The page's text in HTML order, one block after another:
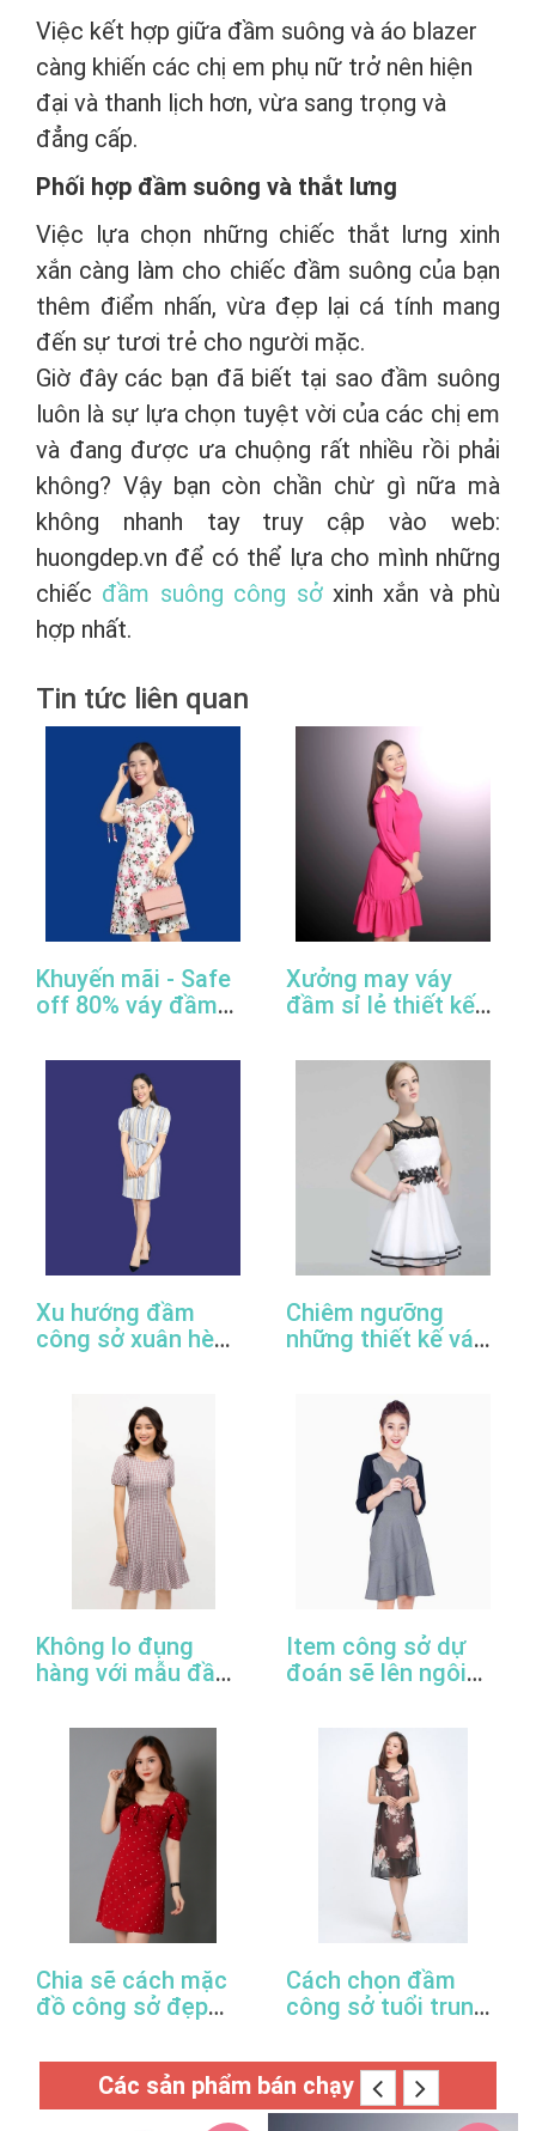
Việc kết hợp giữa đầm suông và áo blazer
càng khiến các chị em phụ nữ trở nên hiện
đại và thanh lịch hơn, vừa sang trọng và
đẳng cấp.
Phối hợp đầm suông và thắt lưng
Việc lựa chọn những chiếc thắt lưng xinh
xắn càng làm cho chiếc đầm suông của bạn
thêm điểm nhấn, vừa đẹp lại cá tính mang
đến sự tươi trẻ cho người mặc.
Giờ đây các bạn đã biết tại sao đầm suông
luôn là sự lựa chọn tuyệt vời của các chị em
và đang được ưa chuộng rất nhiều rồi phải
không? Vậy bạn còn chần chừ gì nữa mà
không nhanh tay truy cập vào web:
huongdep.vn để có thể lựa cho mình những
chiếc đầm suông công sở xinh xắn và phù
hợp nhất.
Tin tức liên quan
Khuyến mãi - Safe
off 80% váy đầm
đẹp
Xưởng may váy
đầm sỉ lẻ thiết kế
cấp, uy tín
Xu hướng đầm
công sở xuân hè
Chiêm ngưỡng
những thiết kế váy
Không lo đụng
hàng với mẫu đầm
thanh lịch
Item công sở dự
đoán sẽ lên ngôi
Chia sẽ cách mặc
đồ công sở đẹp
này
Cách chọn đầm
công sở tuổi trung
Các sản phẩm bán chạy